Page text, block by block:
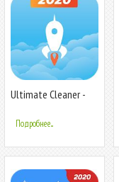
Ultimate Cleaner -
Очистка
Подробнее...